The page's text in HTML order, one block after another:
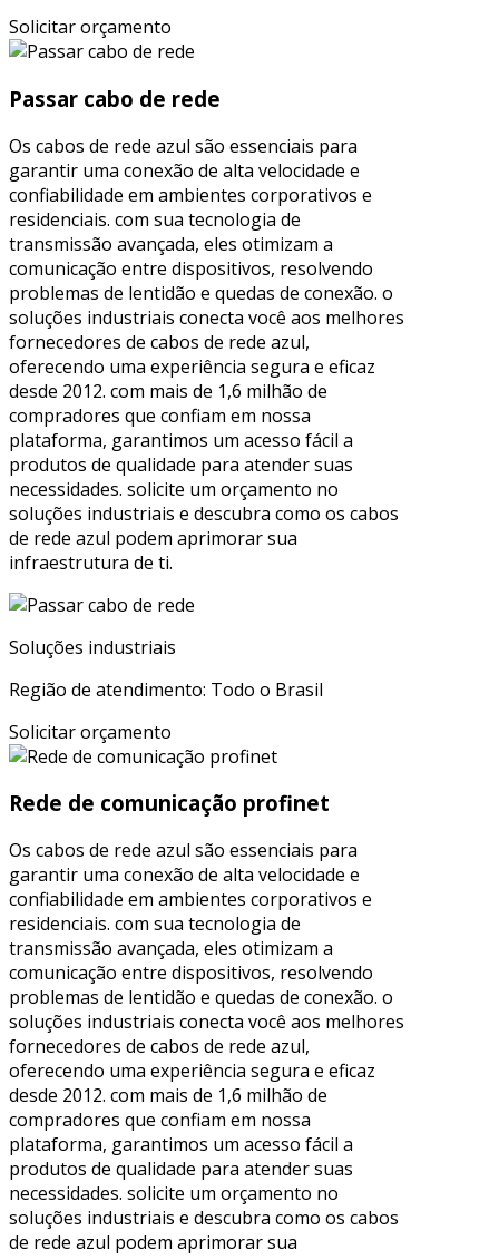
Solicitar orçamento
Passar cabo de rede
Os cabos de rede azul são essenciais para
garantir uma conexão de alta velocidade e
confiabilidade em ambientes corporativos e
residenciais. com sua tecnologia de
transmissão avançada, eles otimizam a
comunicação entre dispositivos, resolvendo
problemas de lentidão e quedas de conexão. o
soluções industriais conecta você aos melhores
fornecedores de cabos de rede azul,
oferecendo uma experiência segura e eficaz
desde 2012. com mais de 1,6 milhão de
compradores que confiam em nossa
plataforma, garantimos um acesso fácil a
produtos de qualidade para atender suas
necessidades. solicite um orçamento no
soluções industriais e descubra como os cabos
de rede azul podem aprimorar sua
infraestrutura de ti.
Soluções industriais
Região de atendimento: Todo o Brasil
Solicitar orçamento
Rede de comunicação profinet
Os cabos de rede azul são essenciais para
garantir uma conexão de alta velocidade e
confiabilidade em ambientes corporativos e
residenciais. com sua tecnologia de
transmissão avançada, eles otimizam a
comunicação entre dispositivos, resolvendo
problemas de lentidão e quedas de conexão. o
soluções industriais conecta você aos melhores
fornecedores de cabos de rede azul,
oferecendo uma experiência segura e eficaz
desde 2012. com mais de 1,6 milhão de
compradores que confiam em nossa
plataforma, garantimos um acesso fácil a
produtos de qualidade para atender suas
necessidades. solicite um orçamento no
soluções industriais e descubra como os cabos
de rede azul podem aprimorar sua